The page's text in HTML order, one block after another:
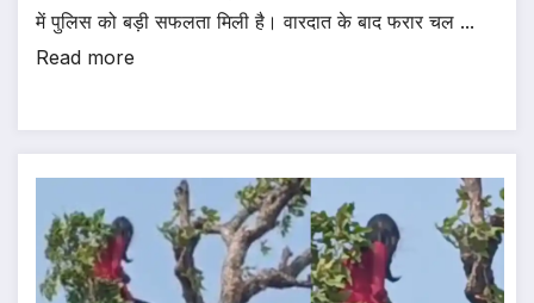
में पुलिस को बड़ी सफलता मिली है। वारदात के बाद फरार चल ...
Read more